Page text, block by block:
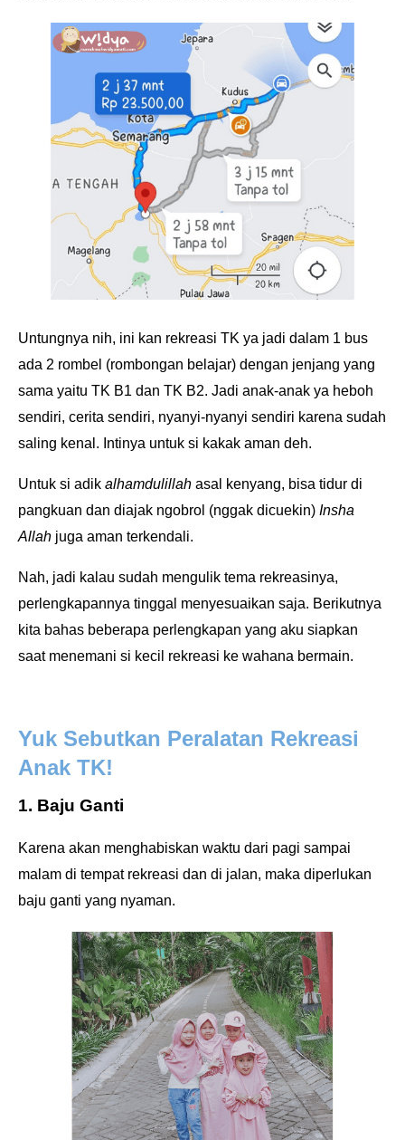
Untungnya nih, ini kan rekreasi TK ya jadi dalam 1 bus
ada 2 rombel (rombongan belajar) dengan jenjang yang
sama yaitu TK B1 dan TK B2. Jadi anak-anak ya heboh
sendiri, cerita sendiri, nyanyi-nyanyi sendiri karena sudah
saling kenal. Intinya untuk si kakak aman deh.
Untuk si adik alhamdulillah asal kenyang, bisa tidur di
pangkuan dan diajak ngobrol (nggak dicuekin) Insha
Allah juga aman terkendali.
Nah, jadi kalau sudah mengulik tema rekreasinya,
perlengkapannya tinggal menyesuaikan saja. Berikutnya
kita bahas beberapa perlengkapan yang aku siapkan
saat menemani si kecil rekreasi ke wahana bermain.
Yuk Sebutkan Peralatan Rekreasi
Anak TK!
1. Baju Ganti
Karena akan menghabiskan waktu dari pagi sampai
malam di tempat rekreasi dan di jalan, maka diperlukan
baju ganti yang nyaman.